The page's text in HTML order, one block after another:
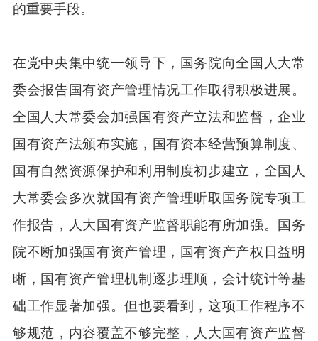
的重要手段。
在党中央集中统一领导下，国务院向全国人大常
委会报告国有资产管理情况工作取得积极进展。
全国人大常委会加强国有资产立法和监督，企业
国有资产法颁布实施，国有资本经营预算制度、
国有自然资源保护和利用制度初步建立，全国人
大常委会多次就国有资产管理听取国务院专项工
作报告，人大国有资产监督职能有所加强。国务
院不断加强国有资产管理，国有资产产权日益明
晰，国有资产管理机制逐步理顺，会计统计等基
础工作显著加强。但也要看到，这项工作程序不
够规范，内容覆盖不够完整，人大国有资产监督